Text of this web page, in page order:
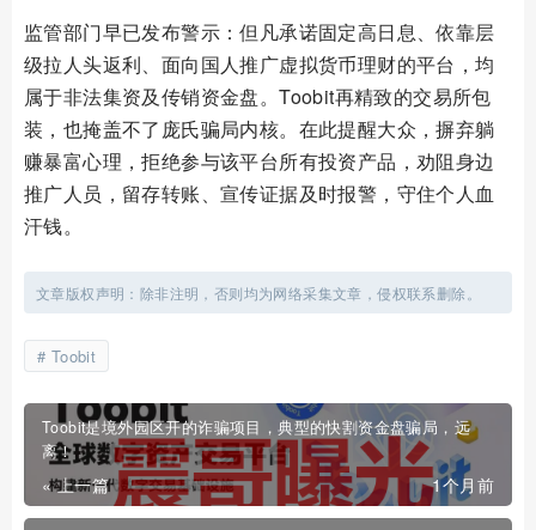
监管部门早已发布警示：但凡承诺固定高日息、依靠层
级拉人头返利、面向国人推广虚拟货币理财的平台，均
属于非法集资及传销资金盘。Toobit再精致的交易所包
装，也掩盖不了庞氏骗局内核。在此提醒大众，摒弃躺
赚暴富心理，拒绝参与该平台所有投资产品，劝阻身边
推广人员，留存转账、宣传证据及时报警，守住个人血
汗钱。
文章版权声明：除非注明，否则均为网络采集文章，侵权联系删除。
Toobit
Toobit是境外园区开的诈骗项目，典型的快割资金盘骗局，远
离！
« 上一篇 1个月前